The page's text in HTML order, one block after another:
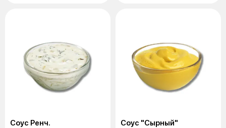
Соус Ренч. Соус "Сырный"